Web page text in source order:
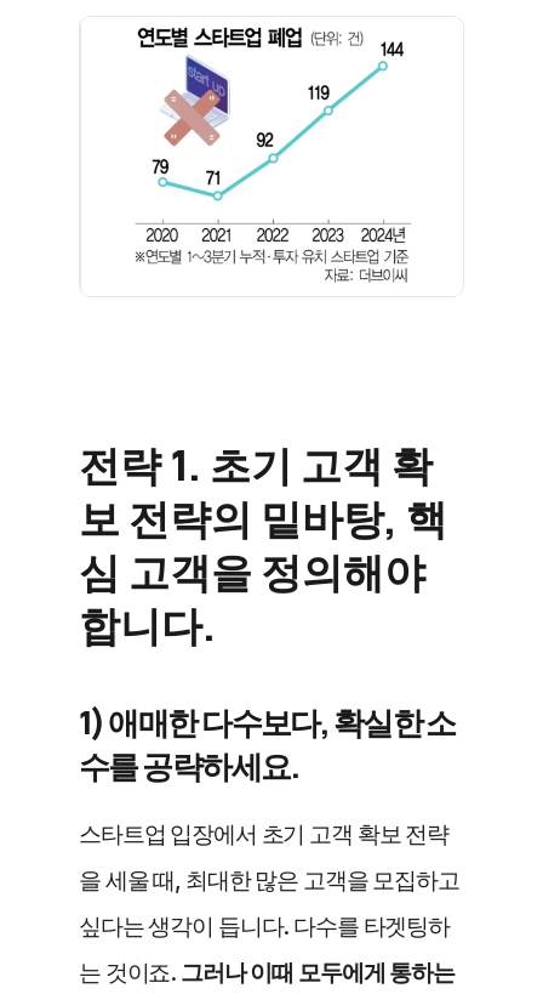
전략 1. 초기 고객 확
보 전략의 밑바탕, 핵
심 고객을 정의해야
합니다.
1) 애매한 다수보다, 확실한 소
수를 공략하세요.
스타트업 입장에서 초기 고객 확보 전략
을 세울 때, 최대한 많은 고객을 모집하고
싶다는 생각이 듭니다. 다수를 타겟팅하
는 것이죠. 그러나 이때 모두에게 통하는